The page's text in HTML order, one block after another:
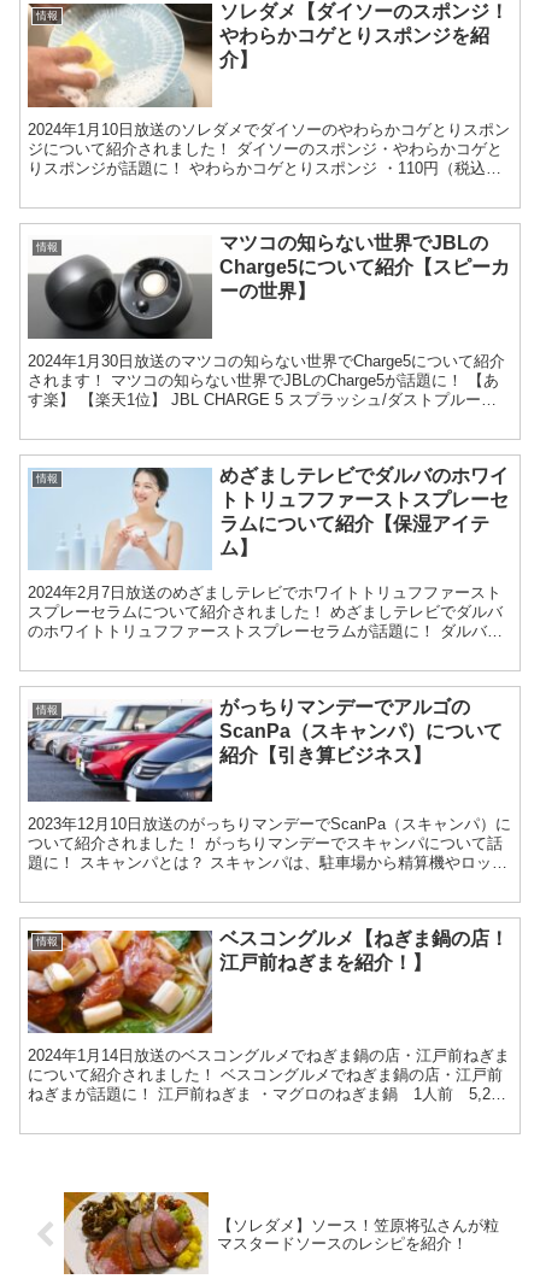
情報
ソレダメ【ダイソーのスポンジ！
やわらかコゲとりスポンジを紹
介】
2024年1月10日放送のソレダメでダイソーのやわらかコゲとりスポン
ジについて紹介されました！ ダイソーのスポンジ・やわらかコゲと
りスポンジが話題に！ やわらかコゲとりスポンジ ・110円（税込
情報
マツコの知らない世界でJBLの
Charge5について紹介【スピーカ
ーの世界】
2024年1月30日放送のマツコの知らない世界でCharge5について紹介
されます！ マツコの知らない世界でJBLのCharge5が話題に！ 【あ
す楽】 【楽天1位】 JBL CHARGE 5 スプラッシュ/ダストプルーフ
情報
めざましテレビでダルバのホワイ
トトリュフファーストスプレーセ
ラムについて紹介【保湿アイテ
ム】
2024年2月7日放送のめざましテレビでホワイトトリュフファースト
スプレーセラムについて紹介されました！ めざましテレビでダルバ
のホワイトトリュフファーストスプレーセラムが話題に！ ダルバ
情報
がっちりマンデーでアルゴの
ScanPa（スキャンパ）について
紹介【引き算ビジネス】
2023年12月10日放送のがっちりマンデーでScanPa（スキャンパ）に
ついて紹介されました！ がっちりマンデーでスキャンパについて話
題に！ スキャンパとは？ スキャンパは、駐車場から精算機やロック
情報
ベスコングルメ【ねぎま鍋の店！
江戸前ねぎまを紹介！】
2024年1月14日放送のベスコングルメでねぎま鍋の店・江戸前ねぎま
について紹介されました！ ベスコングルメでねぎま鍋の店・江戸前
ねぎまが話題に！ 江戸前ねぎま ・マグロのねぎま鍋 1人前 5,280
【ソレダメ】ソース！笠原将弘さんが粒
マスタードソースのレシピを紹介！